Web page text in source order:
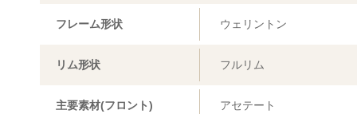
フレーム形状 ウェリントン
リム形状 フルリム
主要素材(フロント) アセテート